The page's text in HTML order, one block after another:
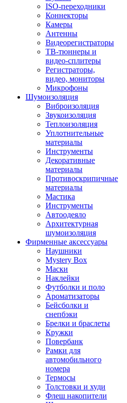
ISO-переходники
Коннекторы
Камеры
Антенны
Видеорегистраторы
ТВ-тюннеры и
видео-сплитеры
Регистраторы,
видео, мониторы
Микрофоны
Шумоизоляция
Виброизоляция
Звукоизоляция
Теплоизоляция
Уплотнительные
материалы
Инструменты
Декоративные
материалы
Противоскрипичные
материалы
Мастика
Инструменты
Автоодеяло
Архитектурная
шумоизоляция
Фирменные аксессуары
Наушники
Mystery Box
Маски
Наклейки
Футболки и поло
Ароматизаторы
Бейсболки и
снепбэки
Брелки и браслеты
Кружки
Повербанк
Рамки для
автомобильного
номера
Термосы
Толстовки и худи
Флеш накопители